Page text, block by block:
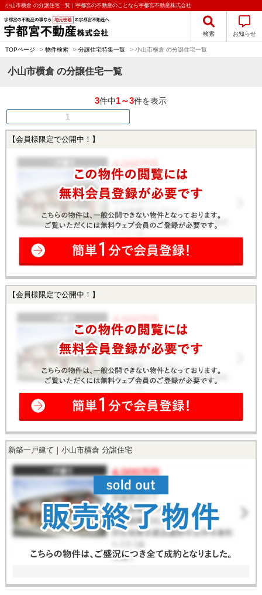
小山市横倉 の分譲住宅一覧｜宇都宮の不動産のことなら宇都宮不動産株式会社
検索 お知らせ
TOPページ > 物件検索 > 分譲住宅特集一覧 > 小山市横倉 の分譲住宅一覧
小山市横倉 の分譲住宅一覧
3件中1～3件を表示
1
【会員様限定で公開中！】
【会員様限定で公開中！】
新築一戸建て｜小山市横倉 分譲住宅